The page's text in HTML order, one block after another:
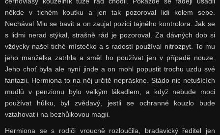
někde v tichém koutku a jen tak pozoroval lidi kolem sebe.
Nechával Miu se bavit a on zaujal pozici tajného kontrolora. Jak se
s lidmi nerad stýkal, strašně rád je pozoroval. Za dávných dob si
vždycky našel tiché místečko a s radostí používal nitrozpyt. To mu
jeho manželka zatrhla a směl ho používat jen v případě nouze.
Jeho choť byla ale nyní jinde a on mohl popustit trochu uzdu své
fantazii. Hermiona to na něj určitě nepráskne. Stádo nic netušících
mudlů v penzionu bylo velkým lákadlem, a když nebude moci
používat hůlku, byl zvědavý, jestli se ochranné kouzlo bude
vztahovat i na bezhůlkovou magii.
Hermiona se s rodiči vroucně rozloučila, bradavický ředitel jen